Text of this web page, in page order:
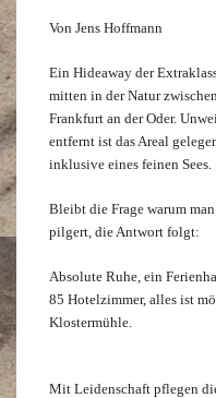
Von Jens Hoffmann
Ein Hideaway der
mitten in der Natur
Frankfurt an der Oder.
entfernt ist das Areal
inklusive eines feinen Sees.
Bleibt die Frage warum
pilgert, die Antwort folgt:
Absolute Ruhe, ein
85 Hotelzimmer, alles ist
Klostermühle.
Mit Leidenschaft pflegen